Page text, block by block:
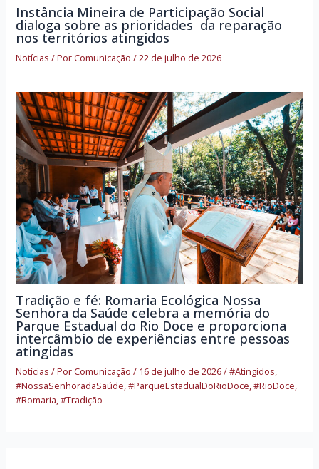
Instância Mineira de Participação Social
dialoga sobre as prioridades da reparação
nos territórios atingidos
Notícias / PorComunicação/22 de julho de 2026
Tradição e fé: Romaria Ecológica Nossa
Senhora da Saúde celebra a memória do
Parque Estadual do Rio Doce e proporciona
intercâmbio de experiências entre pessoas
atingidas
Notícias / PorComunicação/ 16 de julho de 2026/#Atingidos,
#NossaSenhoradaSaúde,#ParqueEstadualDoRioDoce,#RioDoce,
#Romaria,#Tradição